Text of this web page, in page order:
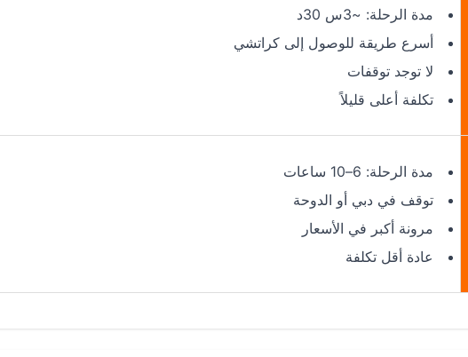
مدة الرحلة: ~3س 30د
أسرع طريقة للوصول إلى كراتشي
لا توجد توقفات
تكلفة أعلى قليلاً
مدة الرحلة: 6–10 ساعات
توقف في دبي أو الدوحة
مرونة أكبر في الأسعار
عادة أقل تكلفة